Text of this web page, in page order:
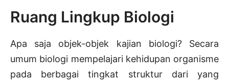
Ruang Lingkup Biologi
Apa saja objek-objek kajian biologi? Secara
umum biologi mempelajari kehidupan organisme
pada berbagai tingkat struktur dari yang